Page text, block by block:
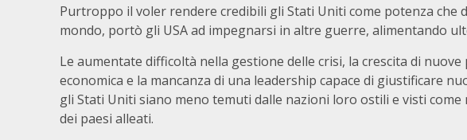
Purtroppo il voler rendere credibili gli Stati Uniti come potenza che
mondo, portò gli USA ad impegnarsi in altre guerre, alimentando
Le aumentate difficoltà nella gestione delle crisi, la crescita di
economica e la mancanza di una leadership capace di giustificare
gli Stati Uniti siano meno temuti dalle nazioni loro ostili e visti
dei paesi alleati.